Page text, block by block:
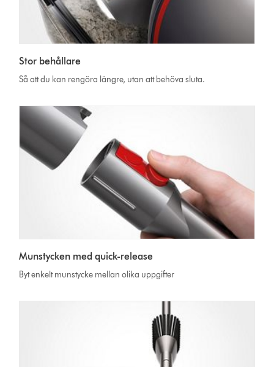
Stor behållare
Så att du kan rengöra längre, utan att behöva sluta.
Munstycken med quick-release
Byt enkelt munstycke mellan olika uppgifter